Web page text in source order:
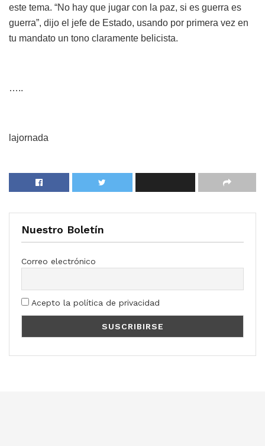
este tema. “No hay que jugar con la paz, si es guerra es
guerra”, dijo el jefe de Estado, usando por primera vez en
tu mandato un tono claramente belicista.
…..
lajornada
Nuestro Boletín
Correo electrónico
Acepto la política de privacidad